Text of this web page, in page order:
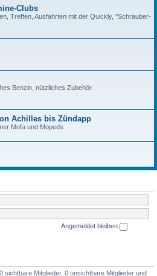
Clubs
Treffen, Ausfahrten mit der Quickly, "Schrauber-
Benzin, nützliches Zubehör
Achilles bis Zündapp
Mofa und Mopeds
Angemeldet bleiben
sichtbare Mitglieder, 0 unsichtbare Mitglieder und